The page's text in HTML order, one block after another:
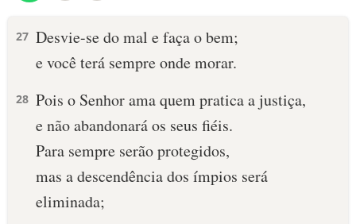
PALAVRA DO DIA
SALMO DO DIA
DEVOCIONAL DIÁRIO
10 MANDAMENTOS
27 Desvie-se do mal e faça o bem;
e você terá sempre onde morar.
28 Pois o Senhor ama quem pratica a justiça,
e não abandonará os seus fiéis.
Para sempre serão protegidos,
mas a descendência dos ímpios será
eliminada;